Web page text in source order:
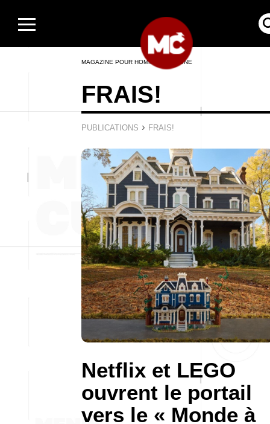
MAGAZINE POUR HOMMES EN LIGNE
FRAIS!
PUBLICATIONS › FRAIS!
Netflix et LEGO
ouvrent le portail
vers le « Monde à